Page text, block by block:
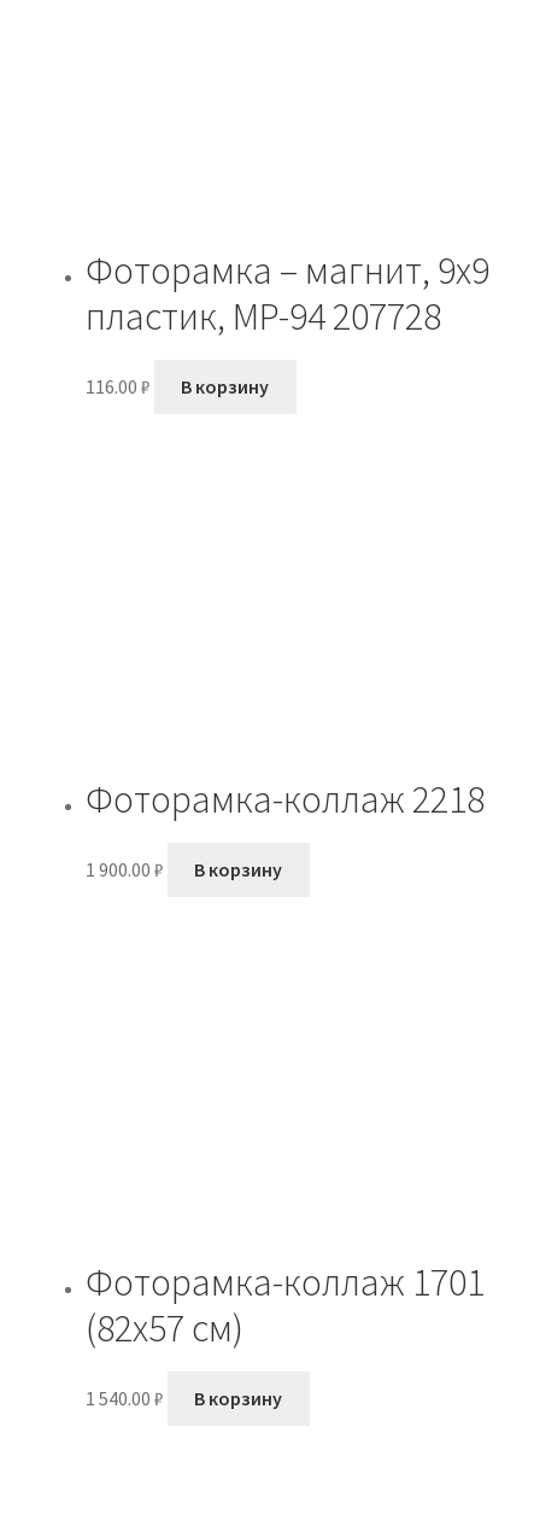
Фоторамка – магнит, 9х9
пластик, MP-94 207728
116.00 ₽ В корзину
Фоторамка-коллаж 2218
1 900.00 ₽ В корзину
Фоторамка-коллаж 1701
(82х57 см)
1 540.00 ₽ В корзину